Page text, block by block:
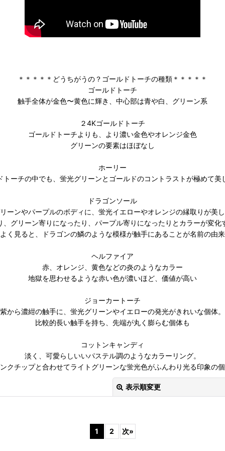
＊＊＊＊＊どうちがうの？ゴールドトーチの種類＊＊＊＊＊
ゴールドトーチ
触手全体が金色〜黄色に輝き、中心部は青や白、グリーン系
２4Kゴールドトーチ
ゴールドトーチよりも、より濃い金色やオレンジ金色
グリーンの要素はほぼなし
ホーリー
トーチの中でも、蛍光グリーンとゴールドのコントラストが極めて美
ドラゴンソール
ーンやパープルのボディに、蛍光イエローやオレンジの縁取りが美
、グリーン寄りになったり、パープル寄りになったりとカラーが変化
よく見ると、ドラゴンの鱗のような模様が触手にあることが名前の由来
ヘルファイア
赤、オレンジ、黄色などの炎のようなカラー
地獄を思わせるような赤い色が濃いほど、価値が高い
ジョーカートーチ
紫から濃紺の触手に、蛍光グリーンやイエローの発光がきれいな個体。
比較的長い触手を持ち、先端が丸く膨らむ個体も
コットンキャンディ
淡く、可愛らしいいパステル調のようなカラーリング。
クチップと合わせてライトグリーンな蛍光色がふんわり光る印象の
表示順変更
1 2 次»